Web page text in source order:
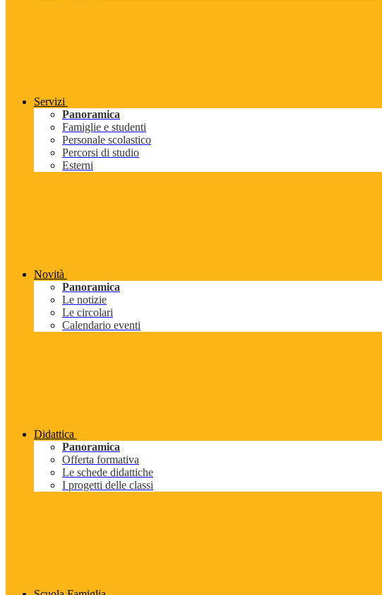
Servizi
Panoramica
Famiglie e studenti
Personale scolastico
Percorsi di studio
Esterni
Novità
Panoramica
Le notizie
Le circolari
Calendario eventi
Didattica
Panoramica
Offerta formativa
Le schede didattiche
I progetti delle classi